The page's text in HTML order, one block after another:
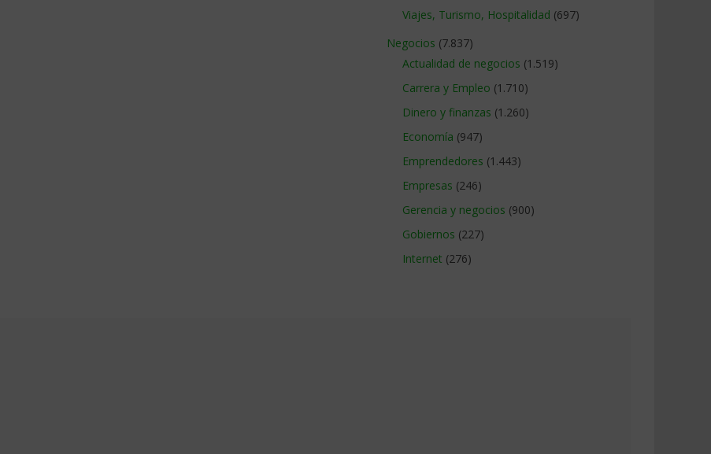
Viajes, Turismo, Hospitalidad (697)
Negocios (7.837)
Actualidad de negocios (1.519)
Carrera y Empleo (1.710)
Dinero y finanzas (1.260)
Economía (947)
Emprendedores (1.443)
Empresas (246)
Gerencia y negocios (900)
Gobiernos (227)
Internet (276)